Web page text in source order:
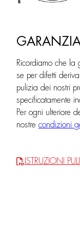
Ricordiamo che la
se per difetti
pulizia dei nostri
specificatamente
Per ogni ulteriore
nostre condizioni
ISTRUZIONI